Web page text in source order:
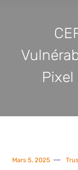
Mars 5, 2025